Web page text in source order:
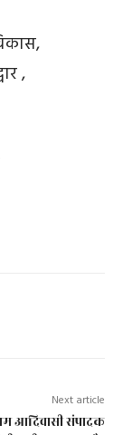
,
Next article
आदिवासी संपादक